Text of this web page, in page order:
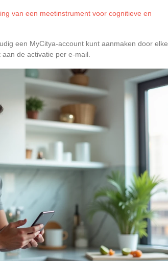
van een meetinstrument voor cognitieve en
een MyCitya-account kunt aanmaken door elke
de activatie per e-mail.